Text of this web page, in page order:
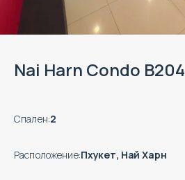
Nai Harn Condo B204
Спален:2
Расположение:Пхукет, Най Харн